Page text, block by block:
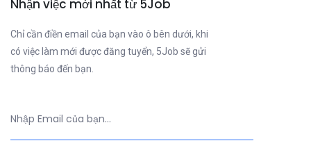
Nhận việc mới nhất từ 5Job
Chỉ cần điền email của bạn vào ô bên dưới, khi
có việc làm mới được đăng tuyển, 5Job sẽ gửi
thông báo đến bạn.